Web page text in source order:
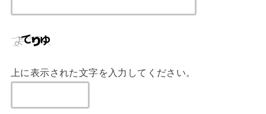
上に表示された文字を入力してください。